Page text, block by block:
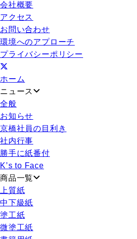
会社概要
アクセス
お問い合わせ
環境へのアプローチ
プライバシーポリシー
ホーム
ニュース
全般
お知らせ
京橋社員の目利き
社内行事
勝手に紙番付
K’s to Face
商品一覧
上質紙
中下級紙
塗工紙
微塗工紙